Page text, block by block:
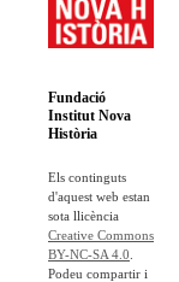
Fundació
Institut Nova
Història
Els continguts
d'aquest web estan
sota llicència
Creative Commons
BY-NC-SA 4.0
Podeu compartir i